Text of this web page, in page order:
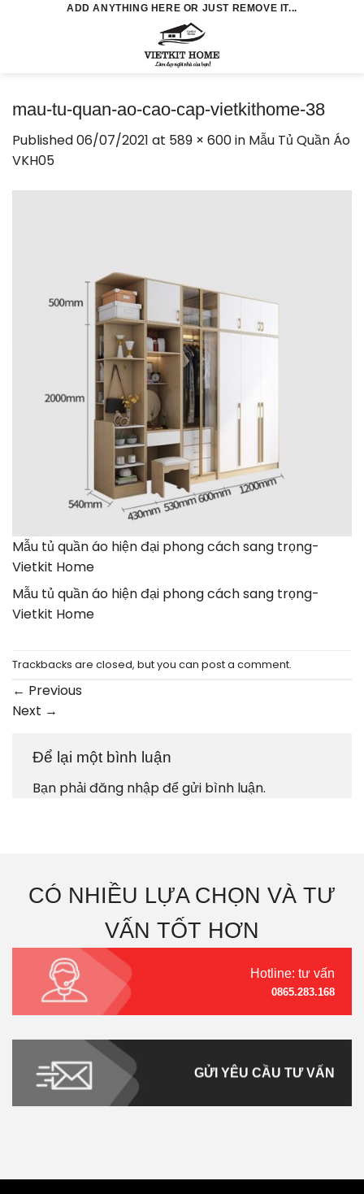
ADD ANYTHING HERE OR JUST REMOVE IT...
mau-tu-quan-ao-cao-cap-vietkithome-38
Published06/07/2021 at 589 × 600in Mẫu Tủ Quần Áo
VKH05
Mẫu tủ quần áo hiện đại phong cách sang trọng-
Vietkit Home
Mẫu tủ quần áo hiện đại phong cách sang trọng-
Vietkit Home
Trackbacks are closed, but you can post a comment.
← Previous
Next →
Để lại một bình luận
Bạn phảiđăng nhậpđể gửi bình luận.
CÓ NHIỀU LỰA CHỌN VÀ TƯ
VẤN TỐT HƠN
Hotline: tư vấn
0865.283.168
GỬI YÊU CẦU TƯ VẤN